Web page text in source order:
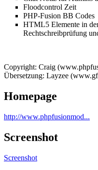
Floodcontrol Zeit
PHP-Fusion BB Codes
HTML5 Elemente in
Rechtschreibprüfung
Copyright: Craig
Übersetzung: Layzee
Homepage
http://www.phpfusionmod...
Screenshot
Screenshot